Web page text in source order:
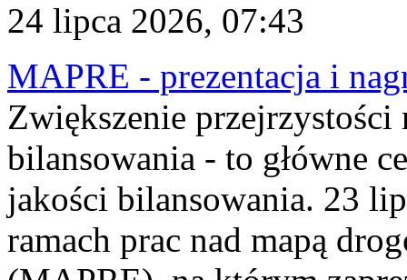
24 lipca 2026, 07:43
MAPRE - prezentacja i
Zwiększenie
bilansowania - to główne
jakości bilansowania. 23
ramach prac nad mapą